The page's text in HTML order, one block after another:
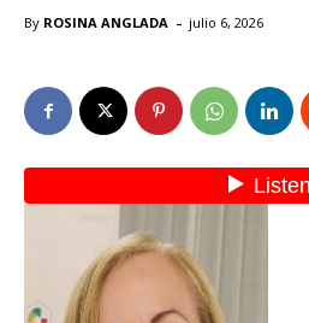
By ROSINA ANGLADA - julio 6, 2026